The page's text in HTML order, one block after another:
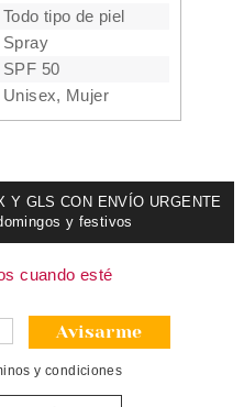
Todo tipo de piel
Spray
SPF 50
Unisex, Mujer
Y GLS CON ENVÍO URGENTE
y festivos
cuando esté
Avisarme
y condiciones